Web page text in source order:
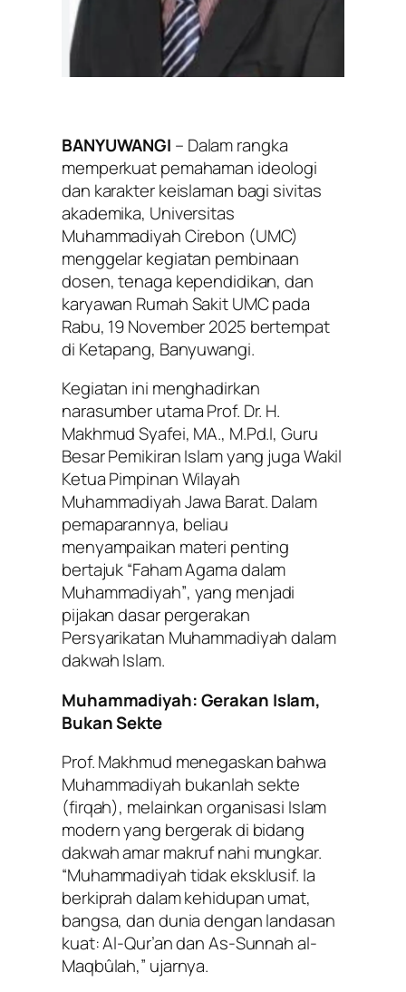
BANYUWANGI – Dalam rangka
memperkuat pemahaman ideologi
dan karakter keislaman bagi sivitas
akademika, Universitas
Muhammadiyah Cirebon (UMC)
menggelar kegiatan pembinaan
dosen, tenaga kependidikan, dan
karyawan Rumah Sakit UMC pada
Rabu, 19 November 2025 bertempat
di Ketapang, Banyuwangi.
Kegiatan ini menghadirkan
narasumber utama Prof. Dr. H.
Makhmud Syafei, MA., M.Pd.I, Guru
Besar Pemikiran Islam yang juga Wakil
Ketua Pimpinan Wilayah
Muhammadiyah Jawa Barat. Dalam
pemaparannya, beliau
menyampaikan materi penting
bertajuk“Faham Agama dalam
Muhammadiyah”, yang menjadi
pijakan dasar pergerakan
Persyarikatan Muhammadiyah dalam
dakwah Islam.
Muhammadiyah: Gerakan Islam,
Bukan Sekte
Prof. Makhmud menegaskan bahwa
Muhammadiyah bukanlah sekte
(firqah), melainkan organisasi Islam
modern yang bergerak di bidang
dakwah amar makruf nahi mungkar.
“Muhammadiyah tidak eksklusif. Ia
berkiprah dalam kehidupan umat,
bangsa, dan dunia dengan landasan
kuat: Al-Qur’an dan As-Sunnah al-
Maqbûlah,” ujarnya.